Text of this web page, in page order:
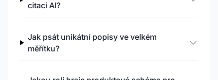
citaci AI?
Jak psát unikátní popisy ve velkém
měřítku?